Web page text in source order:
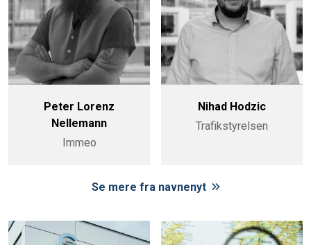
Peter Lorenz
Nellemann
Immeo
Nihad Hodzic
Trafikstyrelsen
Se mere fra navnenyt